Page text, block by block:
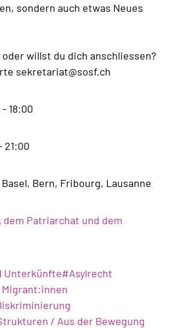
sondern auch etwas Neues
oder willst du dich anschliessen?
sekretariat@sosf.ch
18:00
21:00
Bern, Fribourg, Lausanne
Patriarchat und dem
Unterkünfte#Asylrecht
Migrant:innen
/ Aus der Bewegung